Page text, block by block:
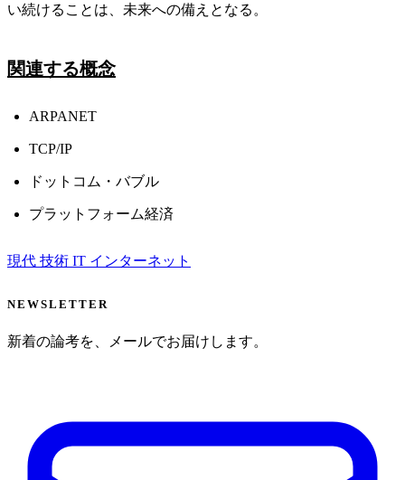
い続けることは、未来への備えとなる。
関連する概念
ARPANET
TCP/IP
ドットコム・バブル
プラットフォーム経済
現代 技術 IT インターネット
NEWSLETTER
新着の論考を、メールでお届けします。